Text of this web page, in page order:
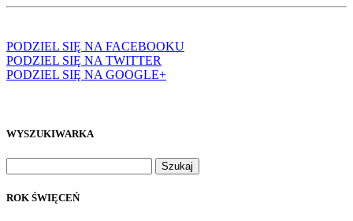
PODZIEL SIĘ NA FACEBOOKU
PODZIEL SIĘ NA TWITTER
PODZIEL SIĘ NA GOOGLE+
WYSZUKIWARKA
ROK ŚWIĘCEŃ